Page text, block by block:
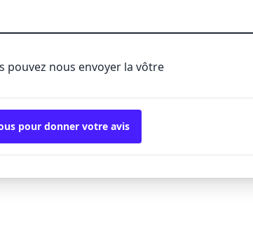
pouvez nous envoyer la vôtre
pour donner votre avis